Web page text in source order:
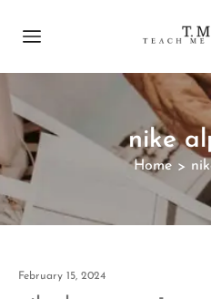
nike
Home >
February 15, 2024